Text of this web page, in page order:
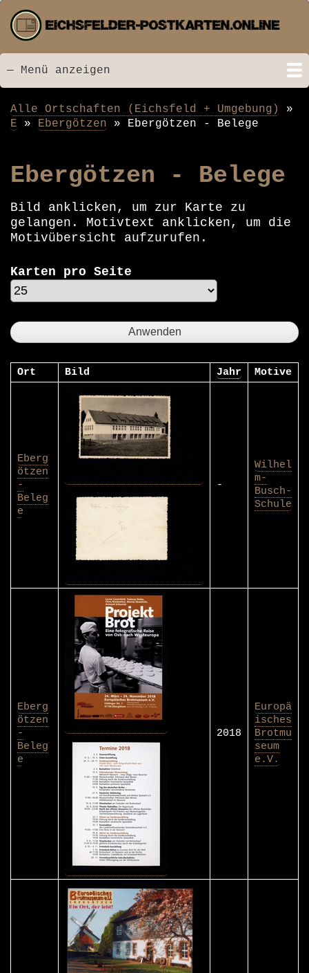
zum
Inhalt
Menü
— Menü anzeigen
Startseite
Neu hinzugefügt
Postkarten
Bildarchiv
Videos
Suche
Kontakt
Links
Spende
Pfadnavigation
Alle Ortschaften (Eichsfeld + Umgebung)
E
Ebergötzen Ebergötzen - Belege
Ebergötzen - Belege
Bild anklicken, um zur Karte zu
gelangen. Motivtext anklicken, um die
Motivübersicht aufzurufen.
Karten pro Seite
Ort Bild Jahr Motive
Eberg
ötzen
-
Beleg
e
-
Wilhel
m-
Busch-
Schule
Eberg
ötzen
-
Beleg
e
2018
Europä
isches
Brotmu
seum
e.V.